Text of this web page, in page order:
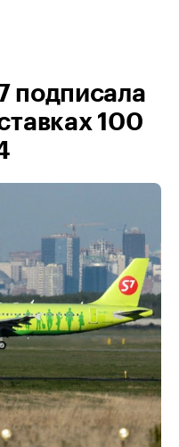
подписала
100